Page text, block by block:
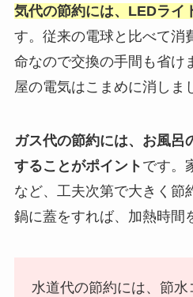
気代の節約には、LEDライ
す。従来の電球と比べて消
命なので交換の手間も省け
屋の電気はこまめに消しま
ガス代の節約には、お風呂
することがポイント です。
など、工夫次第で大きく節
鍋に蓋をすれば、加熱時間
水道代の節約には、節